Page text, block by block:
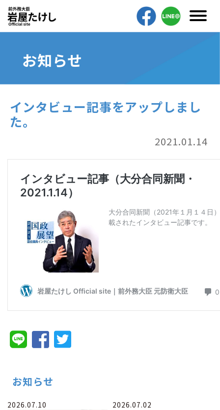
お知らせ
インタビュー記事をアップしまし
た。
2021.01.14
お知らせ
2026.07.10 2026.07.02